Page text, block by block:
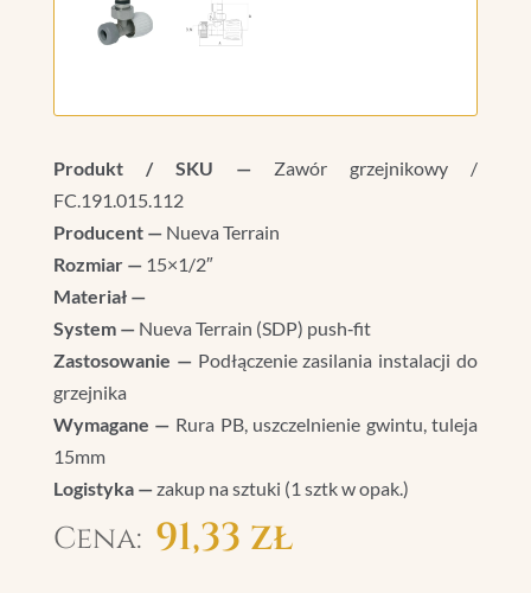
Produkt / SKU — Zawór grzejnikowy /
FC.191.015.112
Producent —Nueva Terrain
Rozmiar —15×1/2″
Materiał —
System —Nueva Terrain (SDP) push‑fit
Zastosowanie —Podłączenie zasilania instalacji do
grzejnika
Wymagane — Rura PB, uszczelnienie gwintu, tuleja
15mm
Logistyka —zakup na sztuki (1 sztk w opak.)
91,33 zł